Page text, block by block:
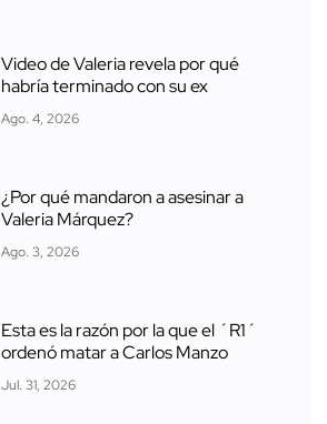
Video de Valeria revela por qué
habría terminado con su ex
Ago. 4, 2026
¿Por qué mandaron a asesinar a
Valeria Márquez?
Ago. 3, 2026
Esta es la razón por la que el ´R1´
ordenó matar a Carlos Manzo
Jul. 31, 2026